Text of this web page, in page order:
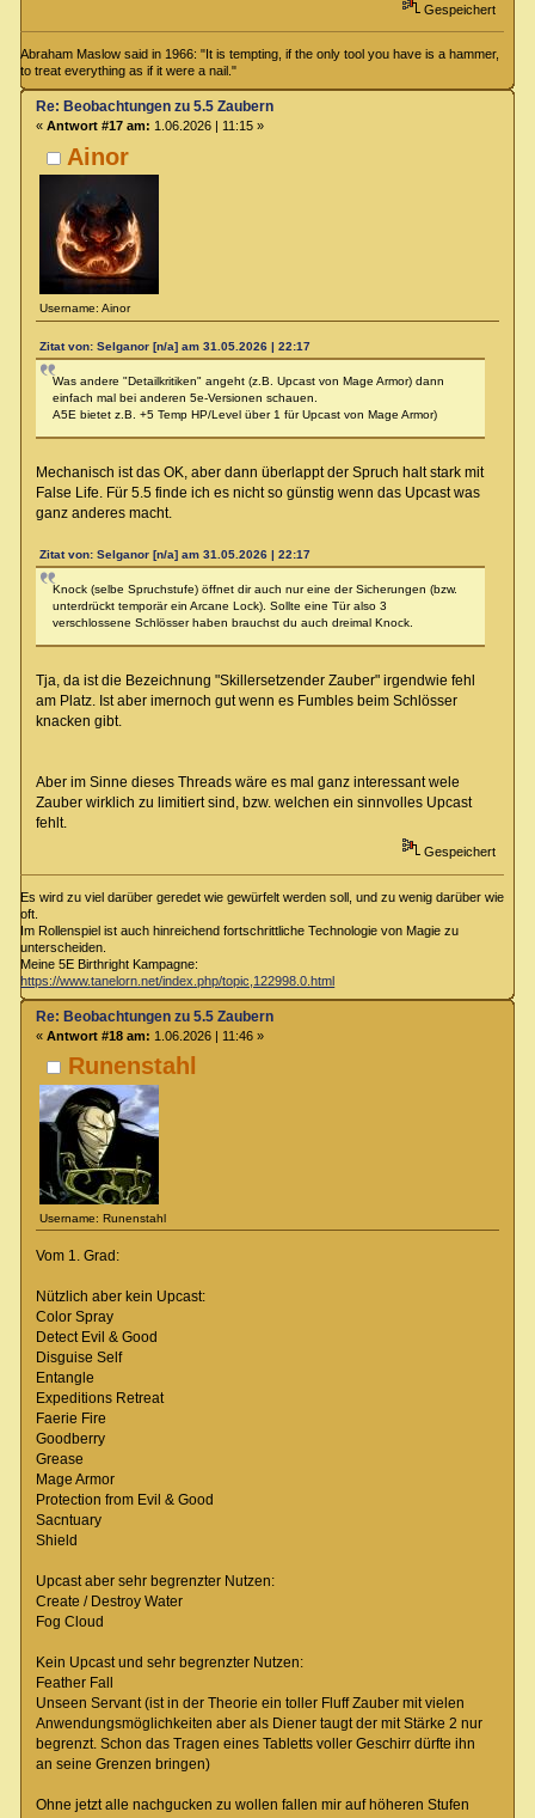
Gespeichert
Abraham Maslow said in 1966: "It is tempting, if the only tool you have is a hammer,
to treat everything as if it were a nail."
Ainor
Username: Ainor
Re: Beobachtungen zu 5.5 Zaubern
« Antwort #17 am: 1.06.2026 | 11:15 »
Zitat von: Selganor [n/a] am 31.05.2026 | 22:17
Was andere "Detailkritiken" angeht (z.B. Upcast von Mage Armor) dann
einfach mal bei anderen 5e-Versionen schauen.
A5E bietet z.B. +5 Temp HP/Level über 1 für Upcast von Mage Armor)
Mechanisch ist das OK, aber dann überlappt der Spruch halt stark mit
False Life. Für 5.5 finde ich es nicht so günstig wenn das Upcast was
ganz anderes macht.
Zitat von: Selganor [n/a] am 31.05.2026 | 22:17
Knock (selbe Spruchstufe) öffnet dir auch nur eine der Sicherungen (bzw.
unterdrückt temporär ein Arcane Lock). Sollte eine Tür also 3
verschlossene Schlösser haben brauchst du auch dreimal Knock.
Tja, da ist die Bezeichnung "Skillersetzender Zauber" irgendwie fehl
am Platz. Ist aber imernoch gut wenn es Fumbles beim Schlösser
knacken gibt.
Aber im Sinne dieses Threads wäre es mal ganz interessant wele
Zauber wirklich zu limitiert sind, bzw. welchen ein sinnvolles Upcast
fehlt.
Gespeichert
Es wird zu viel darüber geredet wie gewürfelt werden soll, und zu wenig darüber wie
oft.
Im Rollenspiel ist auch hinreichend fortschrittliche Technologie von Magie zu
unterscheiden.
Meine 5E Birthright Kampagne:
https://www.tanelorn.net/index.php/topic,122998.0.html
Runenstahl
Username: Runenstahl
Re: Beobachtungen zu 5.5 Zaubern
« Antwort #18 am: 1.06.2026 | 11:46 »
Vom 1. Grad:
Nützlich aber kein Upcast:
Color Spray
Detect Evil & Good
Disguise Self
Entangle
Expeditions Retreat
Faerie Fire
Goodberry
Grease
Mage Armor
Protection from Evil & Good
Sacntuary
Shield
Upcast aber sehr begrenzter Nutzen:
Create / Destroy Water
Fog Cloud
Kein Upcast und sehr begrenzter Nutzen:
Feather Fall
Unseen Servant (ist in der Theorie ein toller Fluff Zauber mit vielen
Anwendungsmöglichkeiten aber als Diener taugt der mit Stärke 2 nur
begrenzt. Schon das Tragen eines Tabletts voller Geschirr dürfte ihn
an seine Grenzen bringen)
Ohne jetzt alle nachgucken zu wollen fallen mir auf höheren Stufen